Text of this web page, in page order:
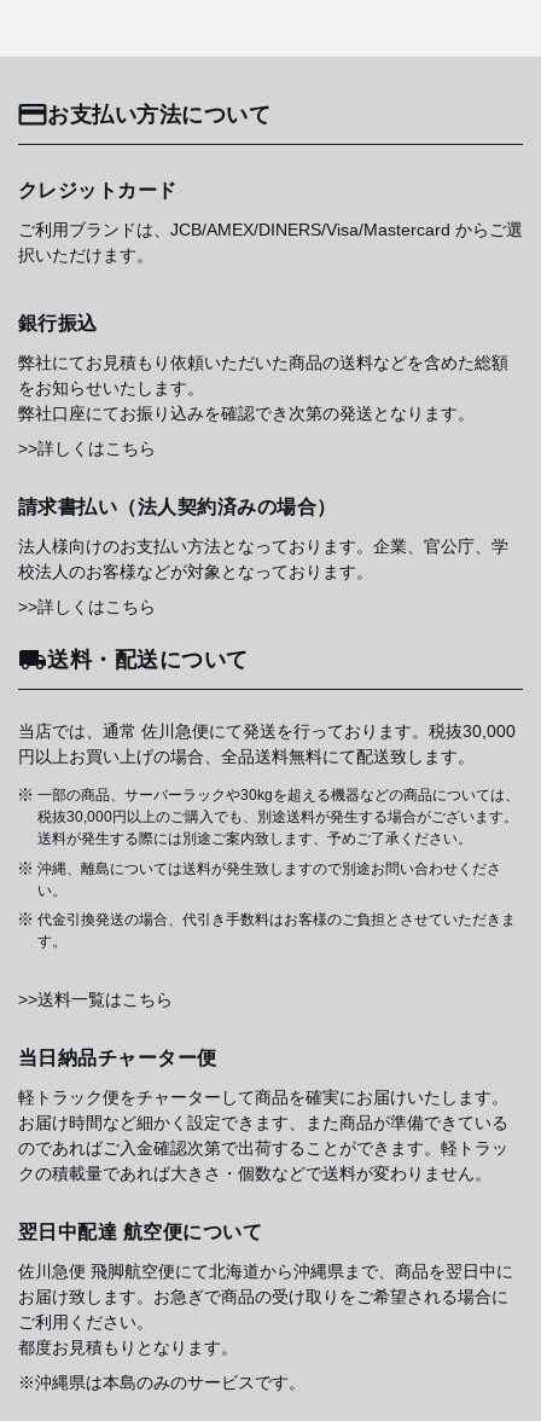
お支払い方法について
クレジットカード
ご利用ブランドは、JCB/AMEX/DINERS/Visa/Mastercard からご選
択いただけます。
銀行振込
弊社にてお見積もり依頼いただいた商品の送料などを含めた総額
をお知らせいたします。
弊社口座にてお振り込みを確認でき次第の発送となります。
>>詳しくはこちら
請求書払い（法人契約済みの場合）
法人様向けのお支払い方法となっております。企業、官公庁、学
校法人のお客様などが対象となっております。
>>詳しくはこちら
送料・配送について
当店では、通常 佐川急便にて発送を行っております。税抜30,000
円以上お買い上げの場合、全品送料無料にて配送致します。
一部の商品、サーバーラックや30kgを超える機器などの商品については、
税抜30,000円以上のご購入でも、別途送料が発生する場合がございます。
送料が発生する際には別途ご案内致します、予めご了承ください。
沖縄、離島については送料が発生致しますので別途お問い合わせくださ
い。
代金引換発送の場合、代引き手数料はお客様のご負担とさせていただきま
す。
>>送料一覧はこちら
当日納品チャーター便
軽トラック便をチャーターして商品を確実にお届けいたします。
お届け時間など細かく設定できます、また商品が準備できている
のであればご入金確認次第で出荷することができます。軽トラッ
クの積載量であれば大きさ・個数などで送料が変わりません。
翌日中配達 航空便について
佐川急便 飛脚航空便にて北海道から沖縄県まで、商品を翌日中に
お届け致します。お急ぎで商品の受け取りをご希望される場合に
ご利用ください。
都度お見積もりとなります。
※沖縄県は本島のみのサービスです。